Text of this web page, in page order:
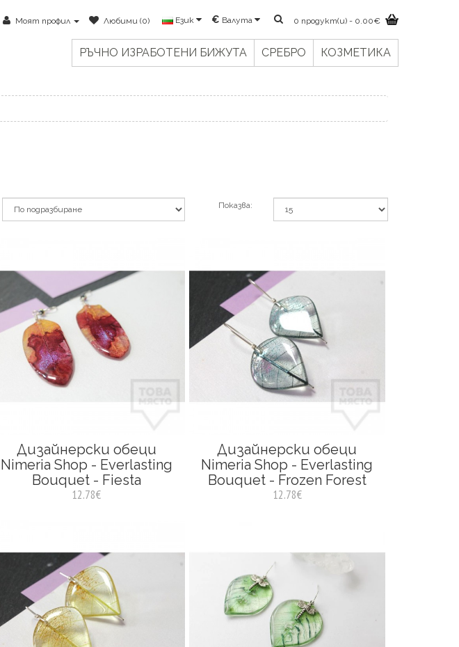
0 продукт(и) - 0.00€
€ Валута
Език
Моят профил Любими (0)
РЪЧНО ИЗРАБОТЕНИ БИЖУТА СРЕБРО КОЗМЕТИКА
Показва:
Дизайнерски обеци
Nimeria Shop - Everlasting
Bouquet - Fiesta
12.78€
Дизайнерски обеци
Nimeria Shop - Everlasting
Bouquet - Frozen Forest
12.78€